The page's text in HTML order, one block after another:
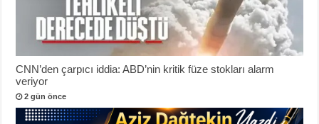
CNN’den çarpıcı iddia: ABD’nin kritik füze stokları alarm
veriyor
2 gün önce